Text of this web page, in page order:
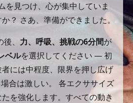
を見つけ、心が集中していま
？ さあ、準備ができました。
、 力、呼吸、挑戦の6分間が
ベルを選択してください — 初
には中程度、限界を押し広げ
合は激しい。 各エクササイズ
を強化します。すべての動き